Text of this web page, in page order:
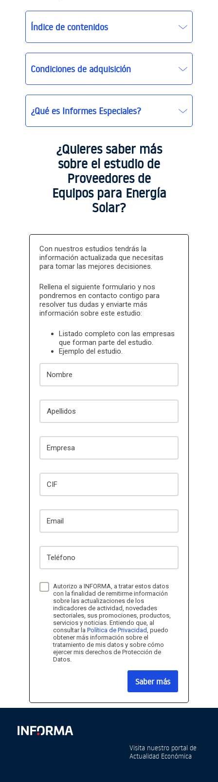
Índice de contenidos
Condiciones de adquisición
¿Qué es Informes Especiales?
Informes
Especiales basic¿Quieres saber más
sobre el estudio de
Proveedores de
Equipos para Energía
Solar?
Con nuestros estudios tendrás la
información actualizada que necesitas
para tomar las mejores decisiones.
Rellena el siguiente formulario y nos
pondremos en contacto contigo para
resolver tus dudas y enviarte más
información sobre este estudio:
Listado completo con las empresas
que forman parte del estudio.
Ejemplo del estudio.
Nombre
Apellidos
Empresa
CIF
Email
Teléfono
Autorizo a INFORMA, a tratar estos datos
con la finalidad de remitirme información
sobre las actualizaciones de los
indicadores de actividad, novedades
sectoriales, sus promociones, productos,
servicios y noticias. Entiendo que, al
consultar la Política de Privacidad, puedo
obtener más información sobre el
tratamiento de mis datos y sobre cómo
ejercer mis derechos de Protección de
Datos.
Saber más
Visita nuestro portal de
Actualidad Económica